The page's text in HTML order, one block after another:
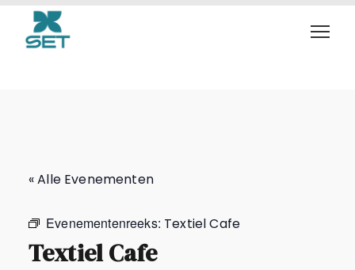
Textiel Cafe
« Alle Evenementen
Evenementenreeks: Textiel Cafe
Textiel Cafe